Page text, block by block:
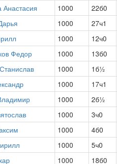
1000 22б0
1000 27ч1
1000 12ч0
Федор 1000 13б0
1000 1б½
1000 17ч1
1000 2б½
1000 3ч0
1000 4б0
1000 5ч0
1000 18б0